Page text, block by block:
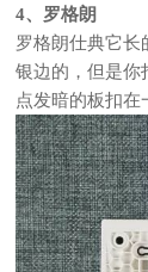
4、罗格朗
罗格朗仕典它长
银边的，但是你
点发暗的板扣在